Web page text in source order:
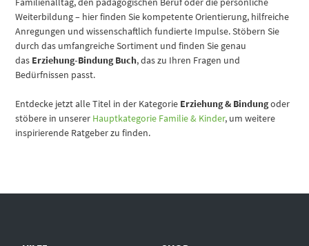
Weiterbildung – hier finden Sie kompetente Orientierung, hilfreiche
Anregungen und wissenschaftlich fundierte Impulse. Stöbern Sie
durch das umfangreiche Sortiment und finden Sie genau
das Erziehung-Bindung Buch, das zu Ihren Fragen und
Bedürfnissen passt.
Entdecke jetzt alle Titel in der Kategorie Erziehung & Bindungoder
stöbere in unserer Hauptkategorie Familie & Kinder, um weitere
inspirierende Ratgeber zu finden.